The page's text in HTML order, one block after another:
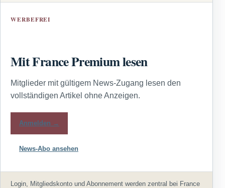
WERBEFREI
Mit France Premium lesen
Mitglieder mit gültigem News-Zugang lesen den
vollständigen Artikel ohne Anzeigen.
Anmelden →
News-Abo ansehen
Login, Mitgliedskonto und Abonnement werden zentral bei France